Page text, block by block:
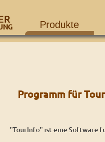
Produkte
Programm für
"TourInfo" ist eine Software